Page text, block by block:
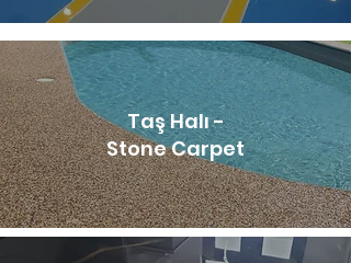
Taş Halı -
Stone Carpet